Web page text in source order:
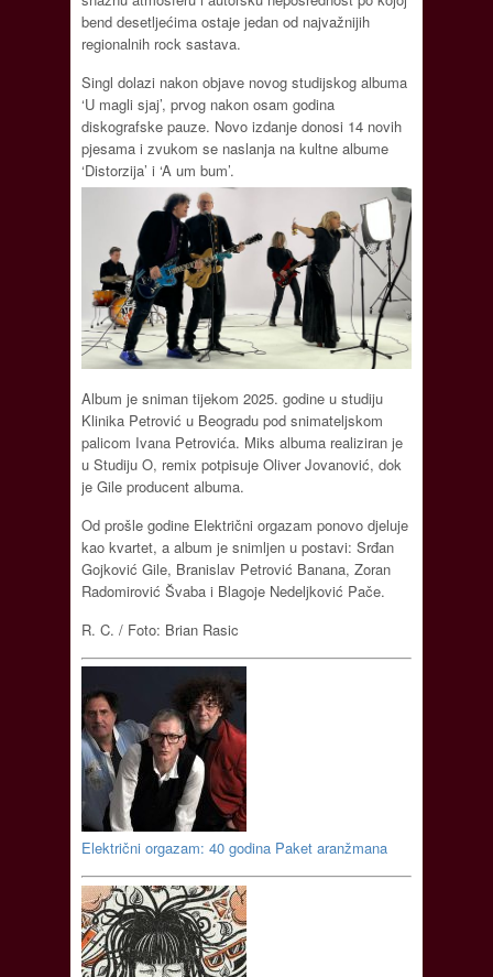
bend desetljećima ostaje jedan od najvažnijih
regionalnih rock sastava.
Singl dolazi nakon objave novog studijskog albuma
‘U magli sjaj’, prvog nakon osam godina
diskografske pauze. Novo izdanje donosi 14 novih
pjesama i zvukom se naslanja na kultne albume
‘Distorzija’ i ‘A um bum’.
Album je sniman tijekom 2025. godine u studiju
Klinika Petrović u Beogradu pod snimateljskom
palicom Ivana Petrovića. Miks albuma realiziran je
u Studiju O, remix potpisuje Oliver Jovanović, dok
je Gile producent albuma.
Od prošle godine Električni orgazam ponovo djeluje
kao kvartet, a album je snimljen u postavi: Srđan
Gojković Gile, Branislav Petrović Banana, Zoran
Radomirović Švaba i Blagoje Nedeljković Pače.
R. C. / Foto: Brian Rasic
Električni orgazam: 40 godina Paket aranžmana